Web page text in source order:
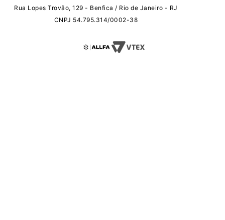
Rua Lopes Trovão, 129 - Benfica / Rio de Janeiro - RJ
CNPJ 54.795.314/0002-38